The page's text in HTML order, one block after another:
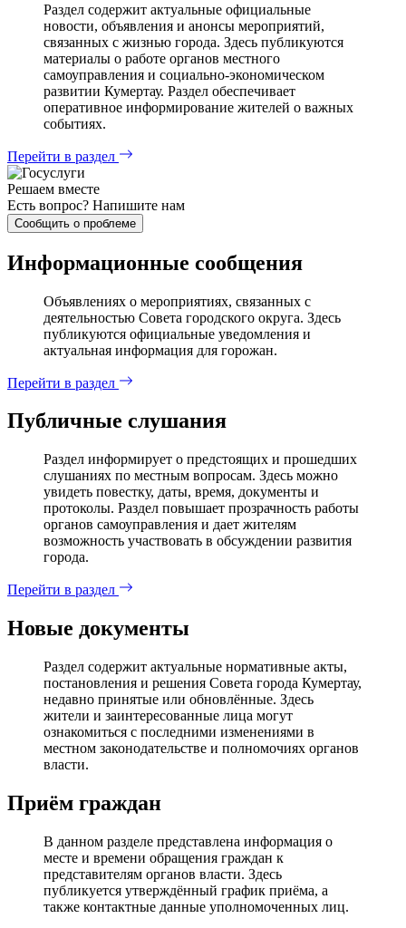
Раздел содержит актуальные официальные
новости, объявления и анонсы мероприятий,
связанных с жизнью города. Здесь публикуются
материалы о работе органов местного
самоуправления и социально-экономическом
развитии Кумертау. Раздел обеспечивает
оперативное информирование жителей о важных
событиях.
Перейти в раздел
Решаем вместе
Есть вопрос? Напишите нам
Сообщить о проблеме
Информационные сообщения
Объявлениях о мероприятиях, связанных с
деятельностью Совета городского округа. Здесь
публикуются официальные уведомления и
актуальная информация для горожан.
Перейти в раздел
Публичные слушания
Раздел информирует о предстоящих и прошедших
слушаниях по местным вопросам. Здесь можно
увидеть повестку, даты, время, документы и
протоколы. Раздел повышает прозрачность работы
органов самоуправления и дает жителям
возможность участвовать в обсуждении развития
города.
Перейти в раздел
Новые документы
Раздел содержит актуальные нормативные акты,
постановления и решения Совета города Кумертау,
недавно принятые или обновлённые. Здесь
жители и заинтересованные лица могут
ознакомиться с последними изменениями в
местном законодательстве и полномочиях органов
власти.
Приём граждан
В данном разделе представлена информация о
месте и времени обращения граждан к
представителям органов власти. Здесь
публикуется утверждённый график приёма, а
также контактные данные уполномоченных лиц.